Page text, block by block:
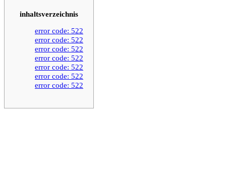
inhaltsverzeichnis
error code: 522
error code: 522
error code: 522
error code: 522
error code: 522
error code: 522
error code: 522